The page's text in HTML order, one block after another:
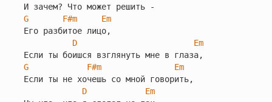
G
F#m
Em
Его разбитое лицо,
D
Em
G
F#m
Em
Если ты не хочешь со мной говорить,
D
Em